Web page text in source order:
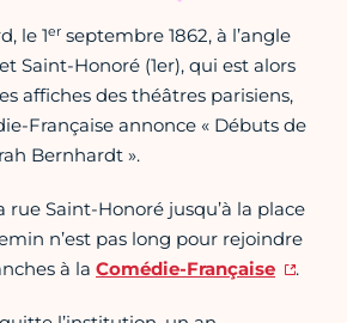
le 1er septembre 1862, à l’angle
Saint-Honoré (1er), qui est alors
affiches des théâtres parisiens,
Française annonce « Débuts de
Bernhardt ».
Saint-Honoré jusqu’à la place
n’est pas long pour rejoindre
à la Comédie-Française .